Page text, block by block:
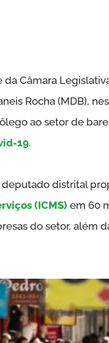
Câmara
Rocha (MDB),
ao setor de
19.
distrital
(ICMS) em 60
do setor, além